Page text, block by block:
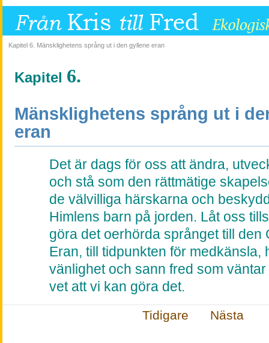
Kapitel 6. Mänsklighetens språng ut i den gyllene eran
Kapitel 6.
Mänsklighetens språng ut i
eran
Det är dags för oss att ändra,
och stå som den rättmätige
de välvilliga härskarna och
Himlens barn på jorden. Låt oss
göra det oerhörda språnget till den
Eran, till tidpunkten för medkänsla,
vänlighet och sann fred som
vet att vi kan göra det.
Tidigare Nästa